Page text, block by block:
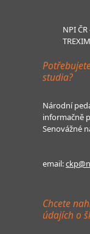
NPI
studia?
Národní
informačně
Senovážné
email:
Chcete
údajích o